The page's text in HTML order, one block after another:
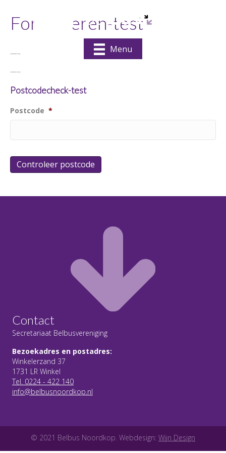
Menu
Formulieren-test
—–
—–
Postcodecheck-test
Postcode *
Controleer postcode
Contact
Secretariaat Belbusvereniging
Bezoekadres en postadres:
Winkelerzand 37
1731 LR Winkel
Tel. 0224 - 422 140
info@belbusnoordkop.nl
© 2021 Belbus Noordkop. Webdesign: Wijn Design